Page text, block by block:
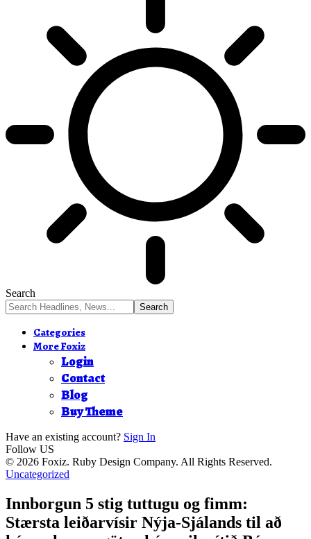
Search
Categories
More Foxiz
Login
Contact
Blog
Buy Theme
Have an existing account? Sign In
Follow US
© 2026 Foxiz. Ruby Design Company. All Rights Reserved.
Uncategorized
Innborgun 5 stig tuttugu og fimm:
Stærsta leiðarvísir Nýja-Sjálands til að